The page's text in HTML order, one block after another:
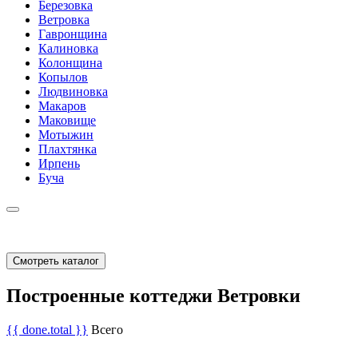
Березовка
Ветровка
Гавронщина
Калиновка
Колонщина
Копылов
Людвиновка
Макаров
Маковище
Мотыжин
Плахтянка
Ирпень
Буча
Смотреть каталог
Построенные коттеджи Ветровки
{{ done.total }} Всего